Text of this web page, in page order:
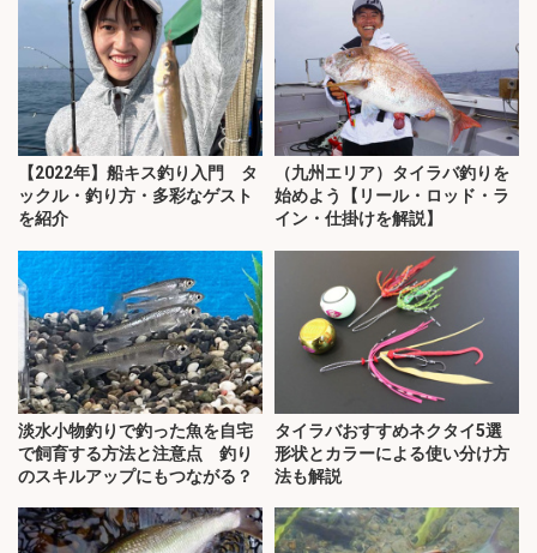
【2022年】船キス釣り入門 タ
ックル・釣り方・多彩なゲスト
を紹介
（九州エリア）タイラバ釣りを
始めよう【リール・ロッド・ラ
イン・仕掛けを解説】
淡水小物釣りで釣った魚を自宅
で飼育する方法と注意点 釣り
のスキルアップにもつながる？
タイラバおすすめネクタイ5選
形状とカラーによる使い分け方
法も解説